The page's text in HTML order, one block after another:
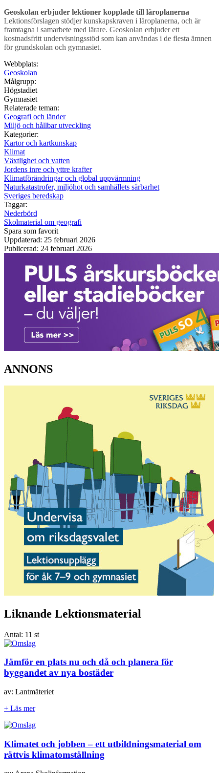
Geoskolan erbjuder lektioner kopplade till läroplanerna
Lektionsförslagen stödjer kunskapskraven i läroplanerna, och är
framtagna i samarbete med lärare. Geoskolan erbjuder ett
kostnadsfritt undervisningsstöd som kan användas i de flesta ämnen
för grundskolan och gymnasiet.
Webbplats:
Geoskolan
Målgrupp:
Högstadiet
Gymnasiet
Relaterade teman:
Geografi och länder
Miljö och hållbar utveckling
Kategorier:
Kartor och kartkunskap
Klimat
Växtlighet och vatten
Jordens inre och yttre krafter
Klimatförändringar och global uppvärmning
Naturkatastrofer, miljöhot och samhällets sårbarhet
Sveriges beredskap
Taggar:
Nederbörd
Skolmaterial om geografi
Spara som favorit
Uppdaterad: 25 februari 2026
Publicerad: 24 februari 2026
ANNONS
Liknande Lektionsmaterial
Antal: 11 st
Jämför en plats nu och då och planera för
byggandet av nya bostäder
av: Lantmäteriet
+ Läs mer
Klimatet och jobben – ett utbildningsmaterial om
rättvis klimatomställning